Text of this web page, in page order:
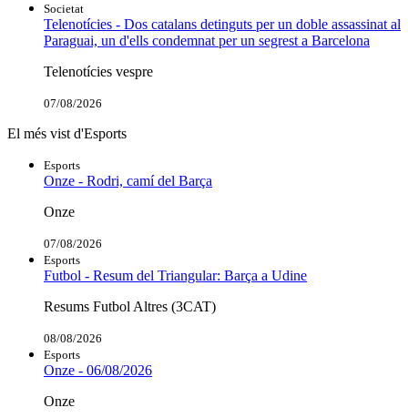
Societat
Telenotícies - Dos catalans detinguts per un doble assassinat al
Paraguai, un d'ells condemnat per un segrest a Barcelona
Telenotícies vespre
07/08/2026
El més vist d'Esports
Esports
Onze - Rodri, camí del Barça
Onze
07/08/2026
Esports
Futbol - Resum del Triangular: Barça a Udine
Resums Futbol Altres (3CAT)
08/08/2026
Esports
Onze - 06/08/2026
Onze